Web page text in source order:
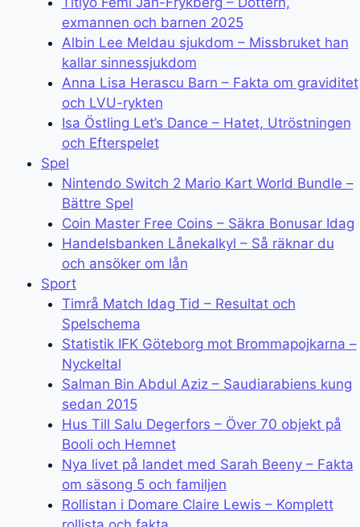
exmannen och barnen 2025
Albin Lee Meldau sjukdom – Missbruket han
kallar sinnessjukdom
Anna Lisa Herascu Barn – Fakta om graviditet
och LVU-rykten
Isa Östling Let’s Dance – Hatet, Utröstningen
och Efterspelet
Spel
Nintendo Switch 2 Mario Kart World Bundle –
Bättre Spel
Coin Master Free Coins – Säkra Bonusar Idag
Handelsbanken Lånekalkyl – Så räknar du
och ansöker om lån
Sport
Timrå Match Idag Tid – Resultat och
Spelschema
Statistik IFK Göteborg mot Brommapojkarna –
Nyckeltal
Salman Bin Abdul Aziz – Saudiarabiens kung
sedan 2015
Hus Till Salu Degerfors – Över 70 objekt på
Booli och Hemnet
Nya livet på landet med Sarah Beeny – Fakta
om säsong 5 och familjen
Rollistan i Domare Claire Lewis – Komplett